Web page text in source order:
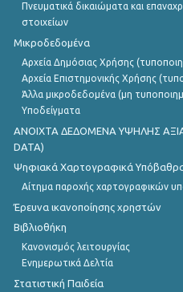
Πνευματικά δικαιώματα και
στοιχείων
Μικροδεδομένα
Αρχεία Δημόσιας Χρήσης
Αρχεία Επιστημονικής Χρήσης
Άλλα μικροδεδομένα (μη
Υποδείγματα
ANOIXTA ΔΕΔΟΜΕΝΑ ΥΨΗΛΗΣ
DATA)
Ψηφιακά Χαρτογραφικά
Αίτημα παροχής χαρτογραφικών
Έρευνα ικανοποίησης χρηστών
Βιβλιοθήκη
Κανονισμός λειτουργίας
Ενημερωτικά Δελτία
Στατιστική Παιδεία